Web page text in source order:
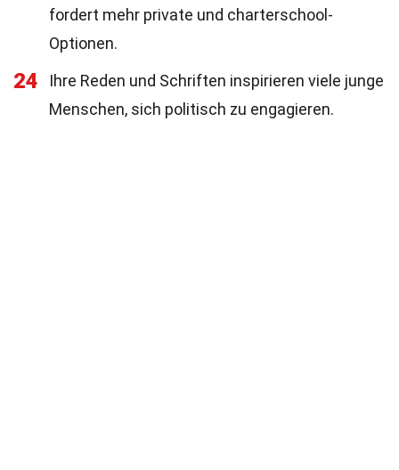
fordert mehr private und charterschool-
Optionen.
24
Ihre Reden und Schriften inspirieren viele junge
Menschen, sich politisch zu engagieren.